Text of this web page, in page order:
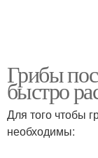
Грибы
быстро
Для того чтобы
необходимы: